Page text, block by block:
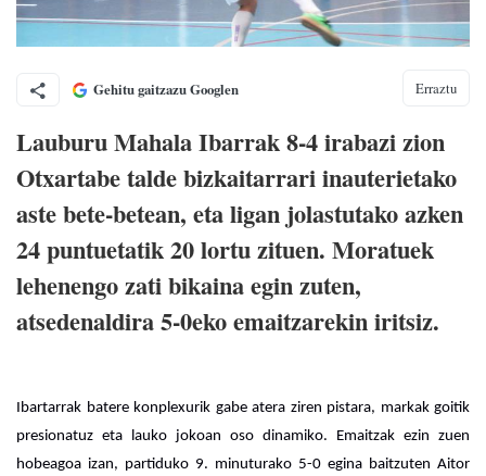
Gehitu gaitzazu Googlen Erraztu
Lauburu Mahala Ibarrak 8-4 irabazi zion
Otxartabe talde bizkaitarrari inauterietako
aste bete-betean, eta ligan jolastutako azken
24 puntuetatik 20 lortu zituen. Moratuek
lehenengo zati bikaina egin zuten,
atsedenaldira 5-0eko emaitzarekin iritsiz.
Ibartarrak batere konplexurik gabe atera ziren pistara, markak goitik
presionatuz eta lauko jokoan oso dinamiko. Emaitzak ezin zuen
hobeagoa izan, partiduko 9. minuturako 5-0 egina baitzuten Aitor